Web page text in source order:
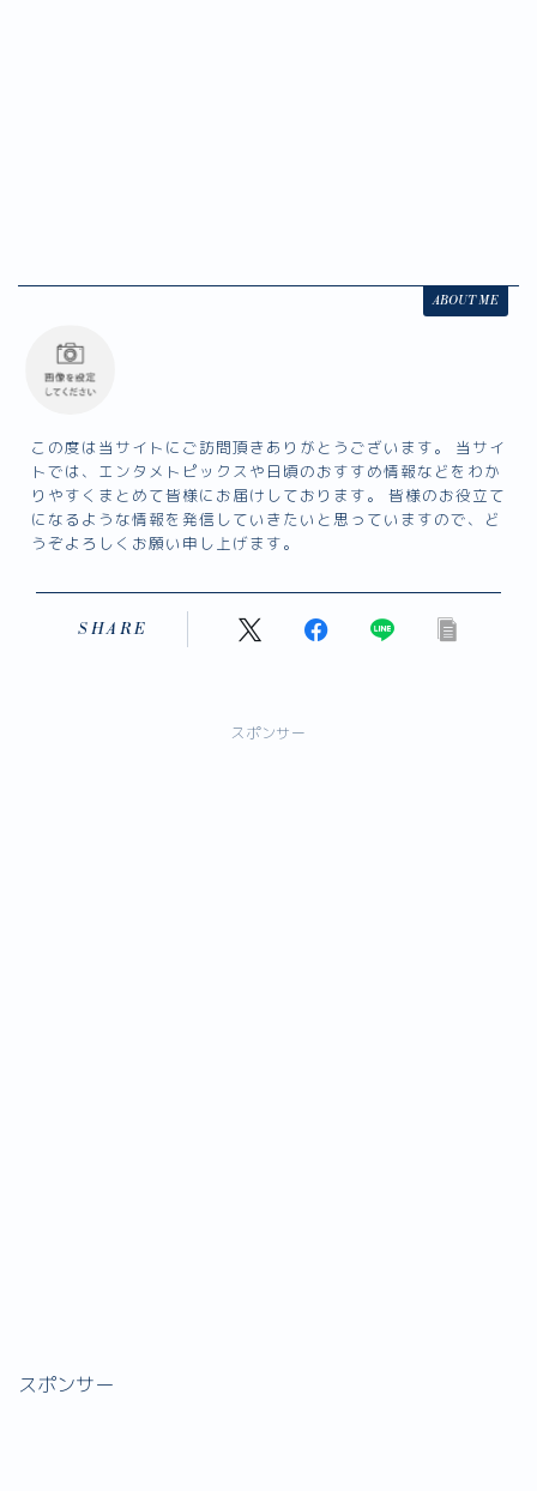
ABOUT ME
この度は当サイトにご訪問頂きありがとうございます。 当サイ
トでは、エンタメトピックスや日頃のおすすめ情報などをわか
りやすくまとめて皆様にお届けしております。 皆様のお役立て
になるような情報を発信していきたいと思っていますので、ど
うぞよろしくお願い申し上げます。
SHARE
スポンサー
スポンサー